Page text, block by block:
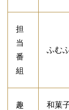
担
当
番
組
ふむ
趣
和菓